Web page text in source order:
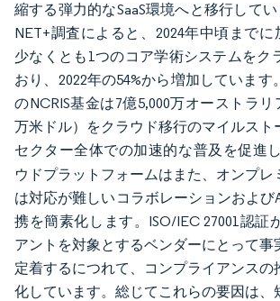
縮する弾力的なSaaS環境へと移行して
NET+調査によると、2024年中頃までに
少なくとも1つのコア学術システムをク
おり、2022年の54%から増加しています
のNCRIS基金は7億5,000万オーストラリ
万米ドル）をクラウド移行のマイルスト
セクター全体での加速的な普及を促進し
ウドプラットフォームはまた、オンプレ
は対応が難しいコラボレーションおよび
携を簡素化します。ISO/IEC 27001認証
アントを対象とするベンダーにとって事
定着するにつれて、コンプライアンスの
化しています。総じてこれらの要因は、